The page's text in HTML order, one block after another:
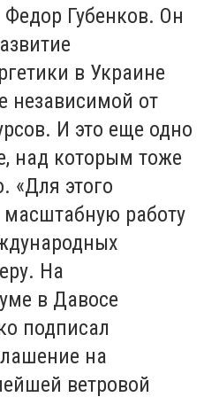
Федор Губенков. Он
в Украине
независимой от
И это еще одно
над которым тоже
«Для этого
масштабную работу
На
в Давосе
подписал
на
ветровой